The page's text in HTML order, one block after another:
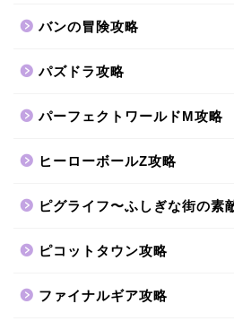
バンの冒険攻略
パズドラ攻略
パーフェクトワールドM攻略
ヒーローボールZ攻略
ピグライフ〜ふしぎな街の素
ピコットタウン攻略
ファイナルギア攻略